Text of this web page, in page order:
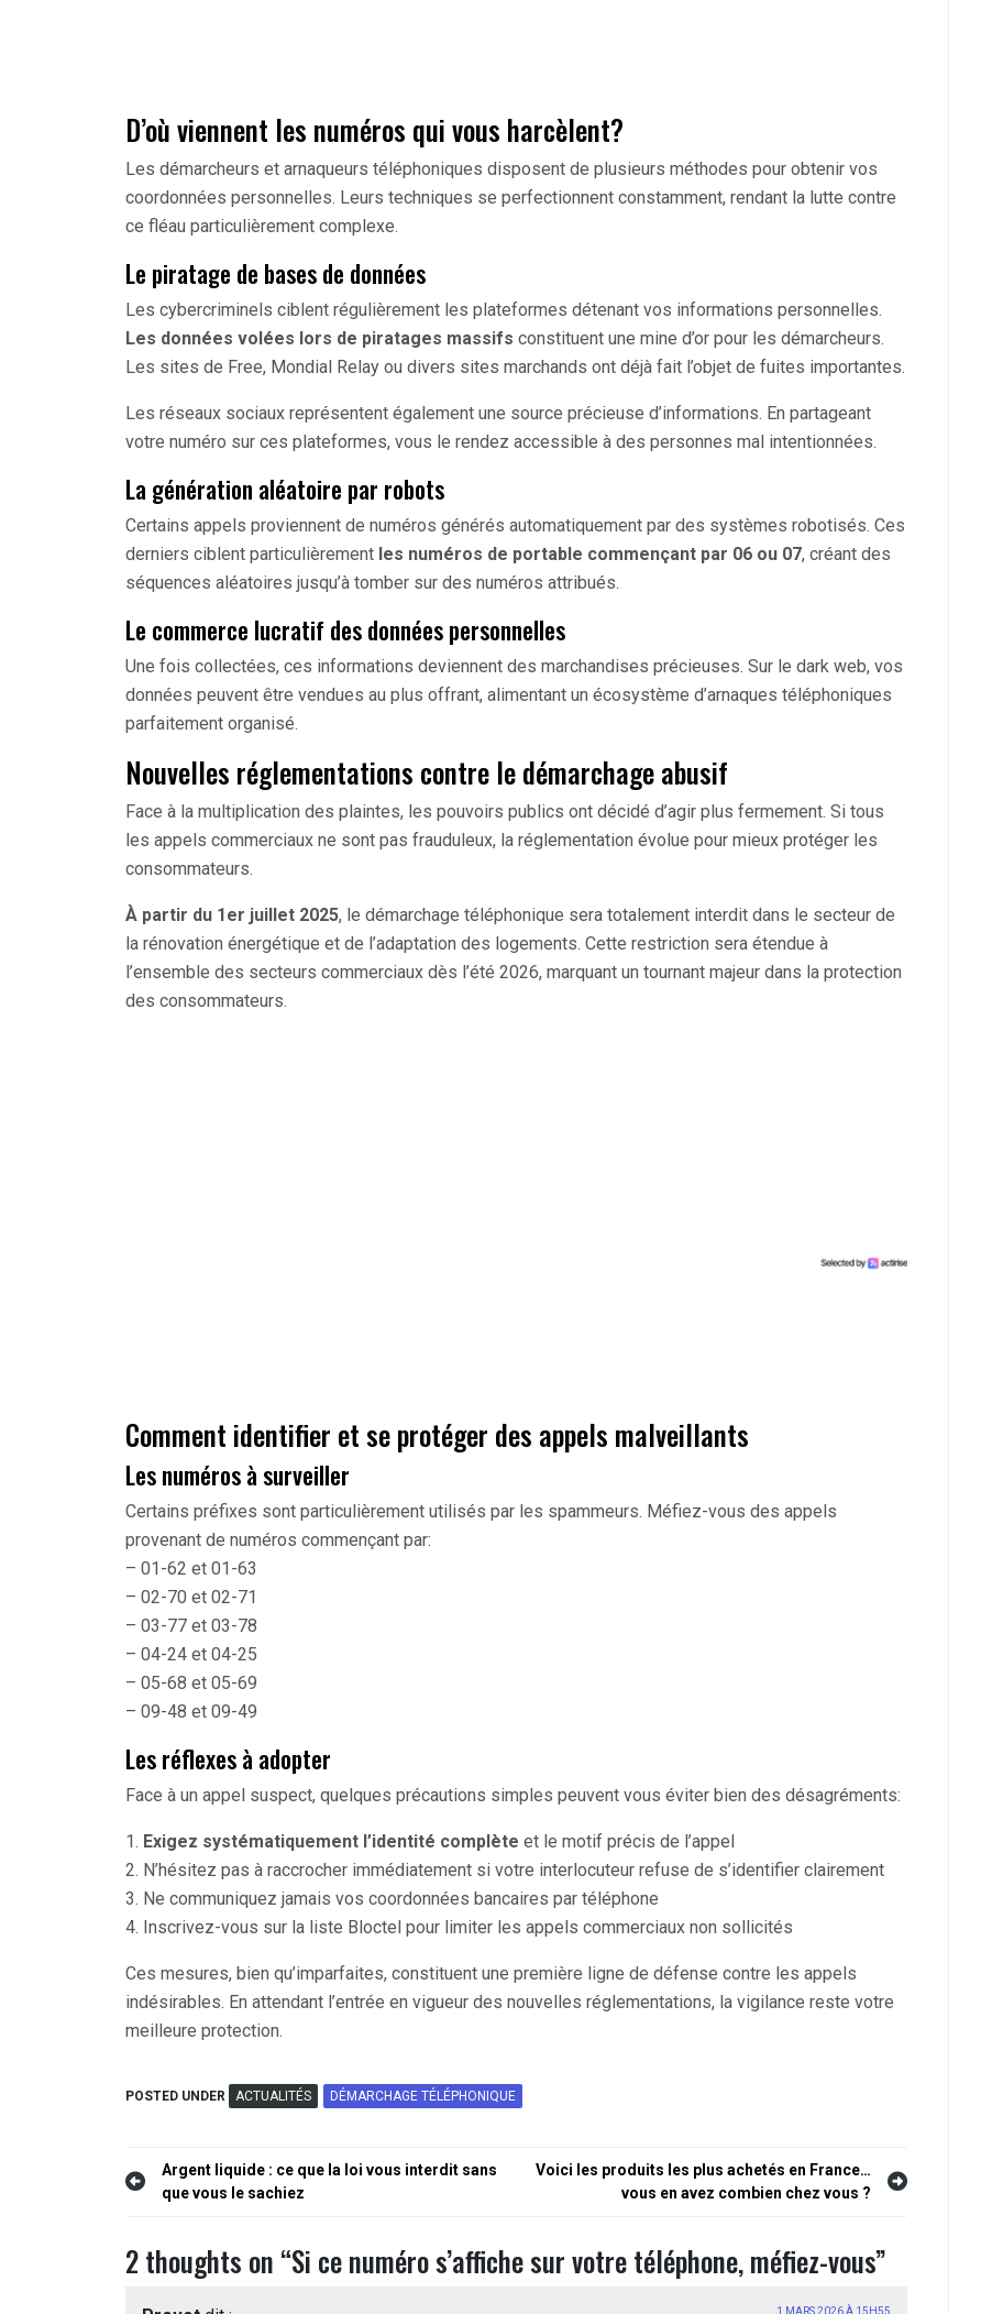
D’où viennent les numéros qui vous harcèlent?
Les démarcheurs et arnaqueurs téléphoniques disposent de plusieurs méthodes pour obtenir vos
coordonnées personnelles. Leurs techniques se perfectionnent constamment, rendant la lutte contre
ce fléau particulièrement complexe.
Le piratage de bases de données
Les cybercriminels ciblent régulièrement les plateformes détenant vos informations personnelles.
Les données volées lors de piratages massifs constituent une mine d’or pour les démarcheurs.
Les sites de Free, Mondial Relay ou divers sites marchands ont déjà fait l’objet de fuites importantes.
Les réseaux sociaux représentent également une source précieuse d’informations. En partageant
votre numéro sur ces plateformes, vous le rendez accessible à des personnes mal intentionnées.
La génération aléatoire par robots
Certains appels proviennent de numéros générés automatiquement par des systèmes robotisés. Ces
derniers ciblent particulièrement les numéros de portable commençant par 06 ou 07, créant des
séquences aléatoires jusqu’à tomber sur des numéros attribués.
Le commerce lucratif des données personnelles
Une fois collectées, ces informations deviennent des marchandises précieuses. Sur le dark web, vos
données peuvent être vendues au plus offrant, alimentant un écosystème d’arnaques téléphoniques
parfaitement organisé.
Nouvelles réglementations contre le démarchage abusif
Face à la multiplication des plaintes, les pouvoirs publics ont décidé d’agir plus fermement. Si tous
les appels commerciaux ne sont pas frauduleux, la réglementation évolue pour mieux protéger les
consommateurs.
À partir du 1er juillet 2025, le démarchage téléphonique sera totalement interdit dans le secteur de
la rénovation énergétique et de l’adaptation des logements. Cette restriction sera étendue à
l’ensemble des secteurs commerciaux dès l’été 2026, marquant un tournant majeur dans la protection
des consommateurs.
Comment identifier et se protéger des appels malveillants
Les numéros à surveiller
Certains préfixes sont particulièrement utilisés par les spammeurs. Méfiez-vous des appels
provenant de numéros commençant par:
– 01-62 et 01-63
– 02-70 et 02-71
– 03-77 et 03-78
– 04-24 et 04-25
– 05-68 et 05-69
– 09-48 et 09-49
Les réflexes à adopter
Face à un appel suspect, quelques précautions simples peuvent vous éviter bien des désagréments:
1. Exigez systématiquement l’identité complète et le motif précis de l’appel
2. N’hésitez pas à raccrocher immédiatement si votre interlocuteur refuse de s’identifier clairement
3. Ne communiquez jamais vos coordonnées bancaires par téléphone
4. Inscrivez-vous sur la liste Bloctel pour limiter les appels commerciaux non sollicités
Ces mesures, bien qu’imparfaites, constituent une première ligne de défense contre les appels
indésirables. En attendant l’entrée en vigueur des nouvelles réglementations, la vigilance reste votre
meilleure protection.
POSTED UNDER ACTUALITÉS DÉMARCHAGE TÉLÉPHONIQUE
Navigation
l’article
Argent liquide : ce que la loi vous interdit sans
que vous le sachiez
Voici les produits les plus achetés en France…
vous en avez combien chez vous ?
2 thoughts on “Si ce numéro s’affiche sur votre téléphone, méfiez-vous”
1 MARS 2026 À 15H55